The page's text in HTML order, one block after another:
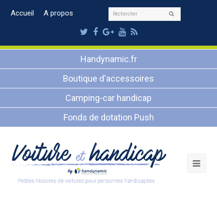
Accueil A propos Rechercher
Twitter
Facebook
Google
Plus
Youtube
RSS
Handynamic.fr
Boutique d'accessoires
Camping-car handicap
Fonds de dotation Push